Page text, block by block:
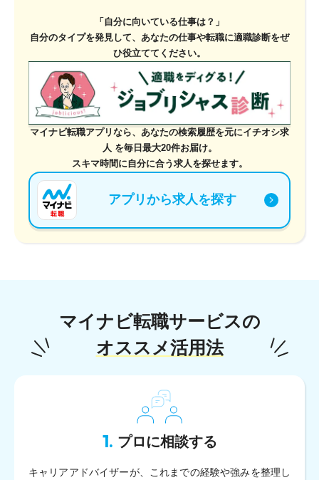
「自分に向いている仕事は？」
自分のタイプを発見して、あなたの仕事や転職に適職診断をぜ
ひ役立ててください。
マイナビ転職アプリなら、あなたの検索履歴を元にイチオシ求
人 を毎日最大20件お届け。
スキマ時間に自分に合う求人を探せます。
アプリから求人を探す
マイナビ転職サービスの
オススメ活用法
1. プロに相談する
キャリアアドバイザーが、これまでの経験や強みを整理し